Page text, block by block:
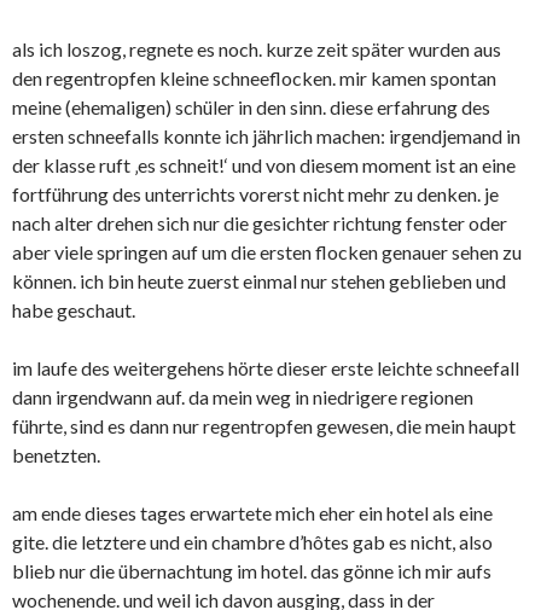
als ich loszog, regnete es noch. kurze zeit später wurden aus
den regentropfen kleine schneeflocken. mir kamen spontan
meine (ehemaligen) schüler in den sinn. diese erfahrung des
ersten schneefalls konnte ich jährlich machen: irgendjemand in
der klasse ruft ‚es schneit!‘ und von diesem moment ist an eine
fortführung des unterrichts vorerst nicht mehr zu denken. je
nach alter drehen sich nur die gesichter richtung fenster oder
aber viele springen auf um die ersten flocken genauer sehen zu
können. ich bin heute zuerst einmal nur stehen geblieben und
habe geschaut.
im laufe des weitergehens hörte dieser erste leichte schneefall
dann irgendwann auf. da mein weg in niedrigere regionen
führte, sind es dann nur regentropfen gewesen, die mein haupt
benetzten.
am ende dieses tages erwartete mich eher ein hotel als eine
gite. die letztere und ein chambre d’hôtes gab es nicht, also
blieb nur die übernachtung im hotel. das gönne ich mir aufs
wochenende. und weil ich davon ausging, dass in der